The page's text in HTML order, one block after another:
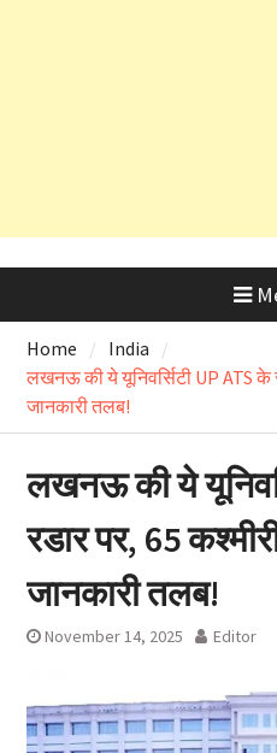
Home
India
लखनऊ की ये यूनिवर्सिटी UP ATS के
जानकारी तलब!
लखनऊ की ये
रडार पर, 65
जानकारी तलब!
November 14, 2025 Editor